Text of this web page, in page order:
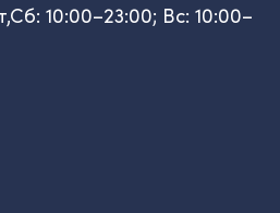
10:00–23:00; Вс: 10:00–